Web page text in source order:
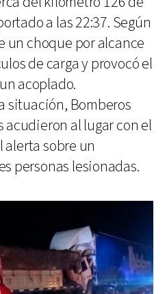
a las 22:37. Según
un choque por alcance
de carga y provocó el
acoplado.
situación, Bomberos
acudieron al lugar con el
alerta sobre un
personas lesionadas.